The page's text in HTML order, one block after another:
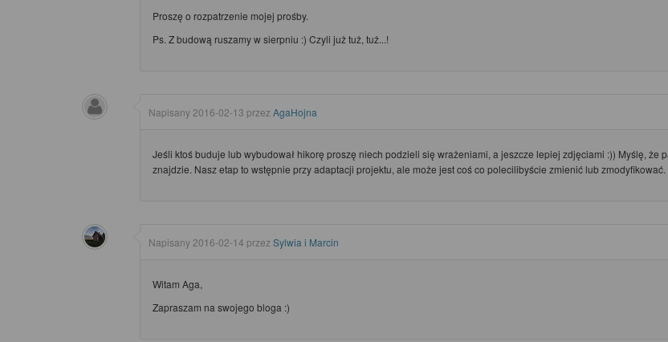
Proszę o rozpatrzenie mojej prośby.
Ps. Z budową ruszamy w sierpniu :) Czyli już tuż, tuż...!
Napisany 2016-02-13 przez AgaHojna
Jeśli ktoś buduje lub wybudował hikorę proszę niech podzieli się wrażeniami, a jeszcze lepiej zdjęciami :)) Myślę, że
znajdzie. Nasz etap to wstępnie przy adaptacji projektu, ale może jest coś co polecilibyście zmienić lub zmodyfikować.
Napisany 2016-02-14 przez Sylwia i Marcin
Witam Aga,
Zapraszam na swojego bloga :)